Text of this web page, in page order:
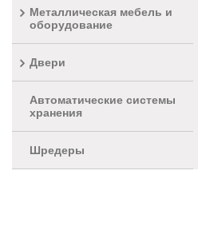
Металлическая мебель и
оборудование
Двери
Автоматические системы
хранения
Шредеры